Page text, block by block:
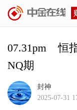
07.31pm    恒
NQ期
封神
2025-07-31